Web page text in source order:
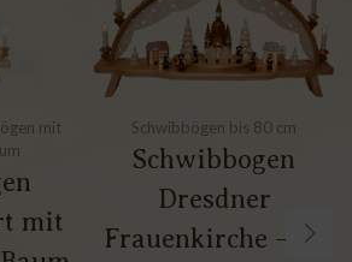
mit
mit
Schwibbögen bis 80 cm
Schwibbogen
Dresdner
Frauenkirche – 80